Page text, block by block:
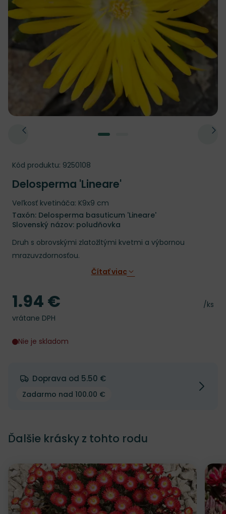
Kód produktu: 9250108
Delosperma 'Lineare'
Veľkosť kvetináča: K9x9 cm
Taxón: Delosperma basuticum 'Lineare'
Slovenský názov: poludňovka
Druh s obrovskými zlatožltými kvetmi a výbornou
mrazuvzdornosťou.
Čítať viac
Cena
/ks
Cena
1.94 €
vrátane DPH
Nie je skladom
Doprava od 5.50 €
Zadarmo nad 100.00 €
Ďalšie krásky z tohto rodu